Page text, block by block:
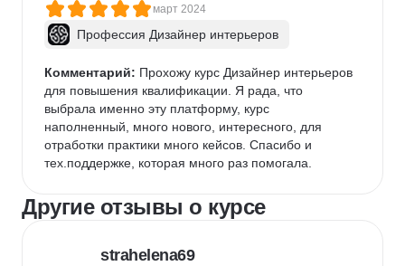
март 2024
Профессия Дизайнер интерьеров
Комментарий: Прохожу курс Дизайнер интерьеров
для повышения квалификации. Я рада, что
выбрала именно эту платформу, курс
наполненный, много нового, интересного, для
отработки практики много кейсов. Спасибо и
тех.поддержке, которая много раз помогала.
Другие отзывы о курсе
strahelena69